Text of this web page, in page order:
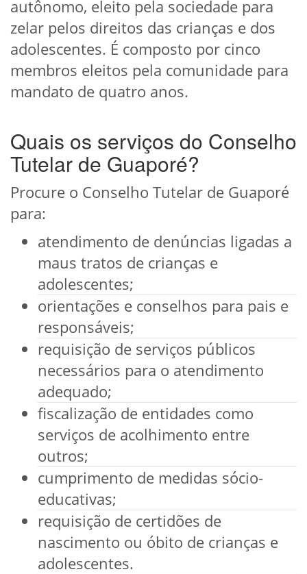
autônomo, eleito pela sociedade para
zelar pelos direitos das crianças e dos
adolescentes. É composto por cinco
membros eleitos pela comunidade para
mandato de quatro anos.
Quais os serviços do Conselho
Tutelar de Guaporé?
Procure o Conselho Tutelar de Guaporé
para:
atendimento de denúncias ligadas a
maus tratos de crianças e
adolescentes;
orientações e conselhos para pais e
responsáveis;
requisição de serviços públicos
necessários para o atendimento
adequado;
fiscalização de entidades como
serviços de acolhimento entre
outros;
cumprimento de medidas sócio-
educativas;
requisição de certidões de
nascimento ou óbito de crianças e
adolescentes.